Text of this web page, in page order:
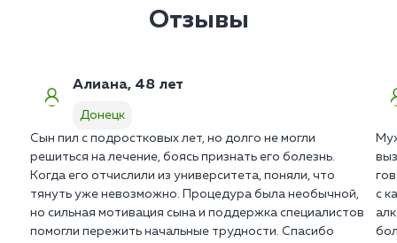
Отзывы
Алиана, 48 лет
Донецк
Сын пил с подростковых лет, но долго не могли
решиться на лечение, боясь признать его болезнь.
Когда его отчислили из университета, поняли, что
тянуть уже невозможно. Процедура была необычной,
но сильная мотивация сына и поддержка специалистов
помогли пережить начальные трудности. Спасибо
с